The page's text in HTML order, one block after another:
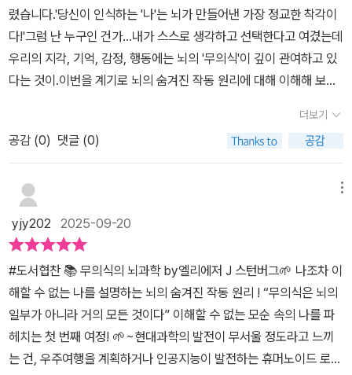
용은 무엇이며, 뇌는 어떻게 우리라는 사람을 만들어내는가? 이런 질
문을 통해 우리는 지각, 습관, 학습, 기억, 언어, 자아와 정체성을 거쳐
마침내 우리 존재의 신비에 이르는 답을 찾아 나서게 된다. 하나의 질
문은 또 다른 질문으로 우리를 이끈다. 답을 찾아내려면 올바른 질문
을 해야 한다. 발견으로 향하는 길은 무엇을 찾아야 하는지를 아는 것
에서 시작하기 때문이다. 우리의 모든 행동 저변에 깔린 무의식을 이
에 대한 가장 매혹적인 답을 찾는 길로 당신을 안내한다. 이 책은 인류
최대의 불가사의, 의식의 신비를 밝히는 가장 흥미로운 여정의 시작
이 될 것이다.
련, 기억의 편집, 외계인 납치와 임사체험, 조현병의 환청, 최면 등을
코타르 증후군, 카프그라증후군, 외계인 팔 증후군, 한국에서는 가위
눌림이라고 불리는 수면마비, 서브리미널 등을 통해 (전체 8장까지
중 1~7장에 걸쳐 저자의 연구들을) 서술하고 있다. 그 외에도 습관의
기 전에는 멀티태스킹은 인간에게 부적합하고 불가능한 것이라 믿었
었다), 운동 기법들을 빨리 익히는 법 등을 본서의 내용을 바탕으로
적용한다면 익힐 수도 있으며 공감을 더 잘하는 법과 운동과 학습 그
리고 일상에서의 기억을 어떻게 구분할 것인지를 이해함으로써 기억
하는 법을 구체화할 수도 있다. 본서는 무의식계가 의식계에 빈틈이
생기면 작용하기 시작해 비합리적인 행동을 합리화하고 배우 비논리
적인 상황을 논리적으로 그럴듯하게 설명하려 작용하는 것에 대한 연
구를 서술함으로써 우리를 이루는 것은 의식만이 아니라는 것을 무의
식의 기능을 통해 설명해내고 있는 책이다. 이러한 이해 자체 보다 이
러한 이해에 가닿은 연구에서의 성과가, 우리의 자아에 대한 이해만
이 아니라 우리의 일상을 더 풍부히 할 수 있다는 것도 수용되는 바였
다. 자아니 의식과 무의식이니 하는 거창한 표현이나 용어라는 것 자
정을 연결하는 뇌의 시뮬레이션, 기억과 감정 및 자아를 만드는 뇌의
서사, 초자연적 믿음고 환각이 생겨나는 이유, 조현병 환자에게 환청
이 들리는 이유, 최면 살인은 가능한가?, 자아의 분열과 통합을 둘러
싼 무의식의 전략 등을 차례로 설명한다. 잠재의식 깊은 곳에는 보고
듣고 느끼고 기억하는 모든 것을 조용히 처리하는 시스템이 있다. 우
리가 주변 환경과 상호작용하는 동안 감각정보는 수없이 뇌로 쏟아져
은 우리의 모든 생각과 지각을 조합해 이해할 수 있는 스토리를 만들
어낸다. 그리고 그 이야기는 인생 경험과 자의식으로 발전한다.꿈과
현실의 경계선꿈 연구자로 널리 알려진 하버드 의대 정신과 교수 존
앨런 홉슨은 뇌줄기가 신경세포를 무작위로 만들어내기 때문에 꿈을
꾸는 것이라는 이론을 세웠다. 즉 뇌줄기에서 내보낸 신호는 시상으
로 전해지고 시상은 이 신호를 여느 시각 신호와 똑같이 처리한다. 시
상은 단지 신호를 시각겉질로 보내는 역할만 할 뿐이다. 시각겉질이
무슨 일을 해야 할지 생각해 보자. 시상에서 보낸 신호가 무더기로 도
렸습니다.​'당신이 인식하는 '나'는 뇌가 만들어낸 가장 정교한 착각이
다!'​그럼 난 누구인 건가...내가 스스로 생각하고 선택한다고 여겼는데
우리의 지각, 기억, 감정, 행동에는 뇌의 '무의식'이 깊이 관여하고 있
다는 것이.이번을 계기로 뇌의 숨겨진 작동 원리에 대해 이해해 보도
무의식적 행동과 충동을 파악하는가장 독보적인 안내서​『무의식의 뇌
과학』예일대 뉴헤이븐병원의 신경의학자이자 신경과학자인 '엘리에
저 J.스턴버그'그는 ​'우리의 사고방식과 행동방식의 근본적인 이유를
발견할 수 있을까?'​라는 주제를 목표로 그동안 뇌의 행동 연구-새롭
고 기발하지만 행동의 근원을 밝히기 위해 뇌를 살펴보지는 않는다-
에 의존했다면이 책에서는 인간의식에 대한 여러 질문을 연구하기 위
해 '뇌'라는 블랙박스를 균열시킨 뒤 내부의 작동방식을 관찰하였습니
다.그 과정에서 인간이 경험하는 가장 신비한 현상은 물론, 아주 일상
적으로 내리는 결정의 밑바탕에도 뚜렷한 신경학적 회로가 존재하고
있음을 발견하게 됩니다.그리고 그 회로가 전혀 연관성이 없어 보이
는 단편적 경험들을 하나의 원인으로 통합해 설명해 주고 있다는 사
실도 밝히는데...​뇌의 의식계와 무의식계의 작동방식을 모두 추적하
더보기
공감 (0) 댓글 (0)
yjy202 2025-09-20
#도서협찬 📚 무의식의 뇌과학 by엘리에저 J 스턴버그🌱 나조차 이
해할 수 없는 나를 설명하는 뇌의 숨겨진 작동 원리 ! “무의식은 뇌의
일부가 아니라 거의 모든 것이다” 이해할 수 없는 모순 속의 나를 파
헤치는 첫 번째 여정! 🌱~현대과학의 발전이 무서울 정도라고 느끼
는 건, 우주여행을 계획하거나 인공지능이 발전하는 휴머노이드 로봇